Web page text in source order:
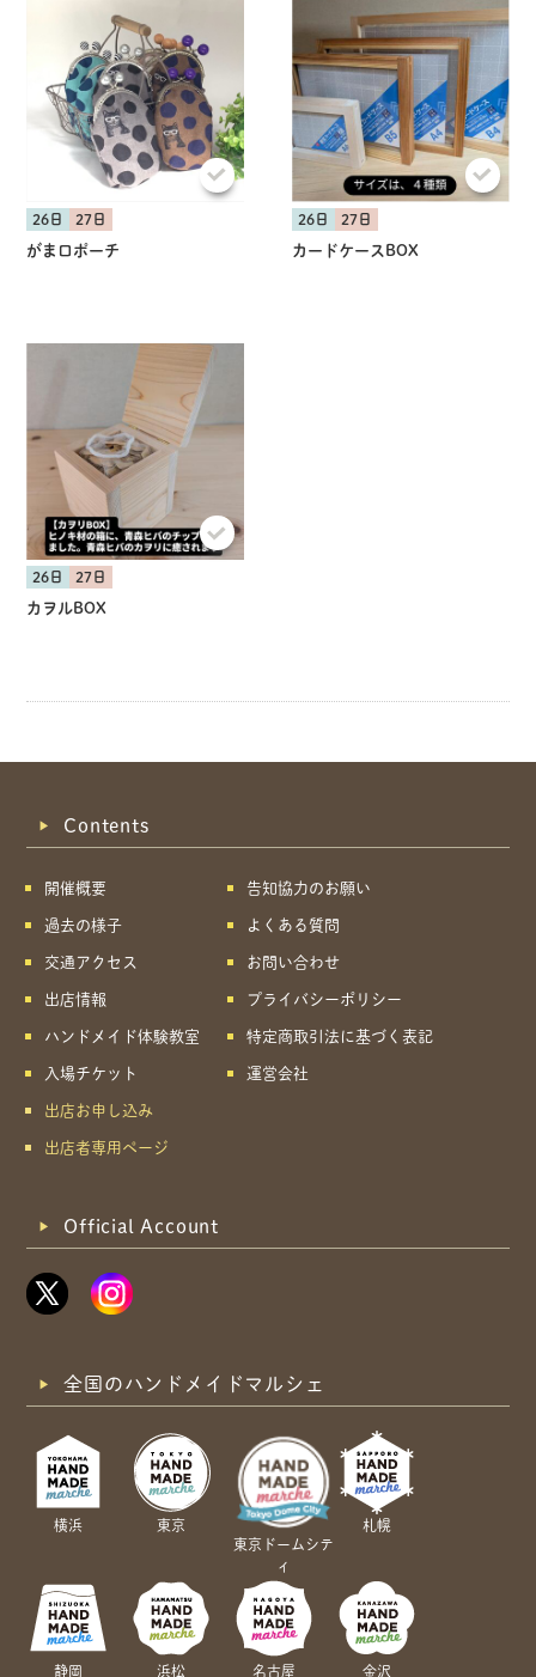
26日 27日
がま口ポーチ
26日 27日
カードケースBOX
26日 27日
カヲルBOX
Contents
開催概要
過去の様子
交通アクセス
出店情報
ハンドメイド体験教室
入場チケット
出店お申し込み
出店者専用ページ
告知協力のお願い
よくある質問
お問い合わせ
プライバシーポリシー
特定商取引法に基づく表記
運営会社
Official Account
全国のハンドメイドマルシェ
横浜
東京
東京ドームシテ
ィ
札幌
静岡 浜松 名古屋 金沢